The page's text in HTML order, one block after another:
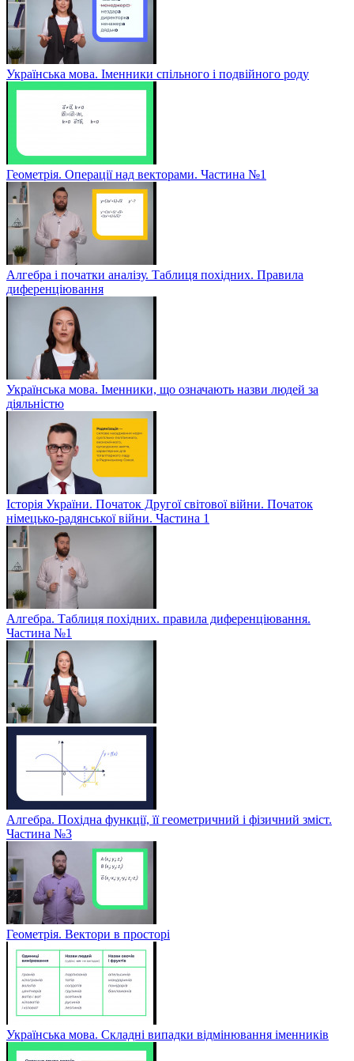
Українська мова. Іменники спільного і подвійного роду
Геометрія. Операції над векторами. Частина №1
Алгебра і початки аналізу. Таблиця похідних. Правила
диференціювання
Українська мова. Іменники, що означають назви людей за
діяльністю
Історія України. Початок Другої світової війни. Початок
німецько-радянської війни. Частина 1
Алгебра. Таблиця похідних. правила диференціювання.
Частина №1
Алгебра. Похідна функції, її геометричний і фізичний зміст.
Частина №3
Геометрія. Вектори в просторі
Українська мова. Складні випадки відмінювання іменників